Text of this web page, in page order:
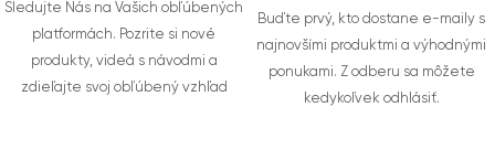
Sledujte Nás na Vašich obľúbených
platformách. Pozrite si nové
produkty, videá s návodmi a
zdieľajte svoj obľúbený vzhľad
Buďte prvý, kto dostane e-maily s
najnovšími produktmi a výhodnými
ponukami. Z odberu sa môžete
kedykoľvek odhlásiť.